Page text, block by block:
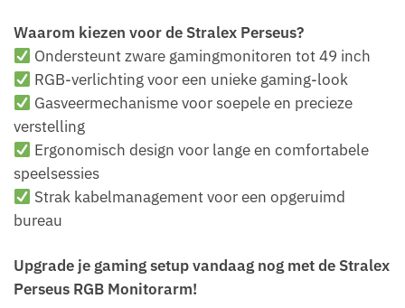
Waarom kiezen voor de Stralex Perseus?
Ondersteunt zware gamingmonitoren tot 49 inch
RGB-verlichting voor een unieke gaming-look
Gasveermechanisme voor soepele en precieze
verstelling
Ergonomisch design voor lange en comfortabele
speelsessies
Strak kabelmanagement voor een opgeruimd
bureau
Upgrade je gaming setup vandaag nog met de Stralex
Perseus RGB Monitorarm!